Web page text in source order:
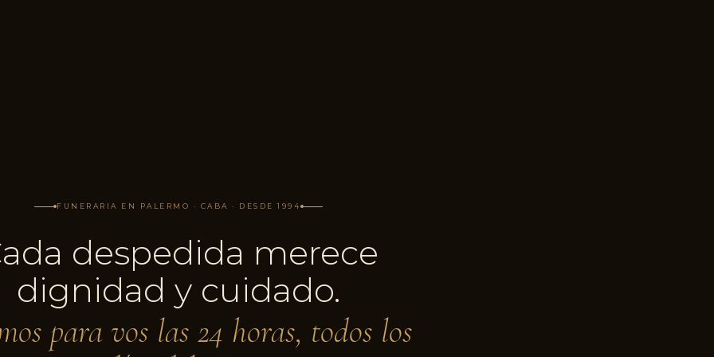
FUNERARIA EN PALERMO · CABA · DESDE 1994
despedida merece
dignidad y cuidado.
para vos las 24 horas, todos los